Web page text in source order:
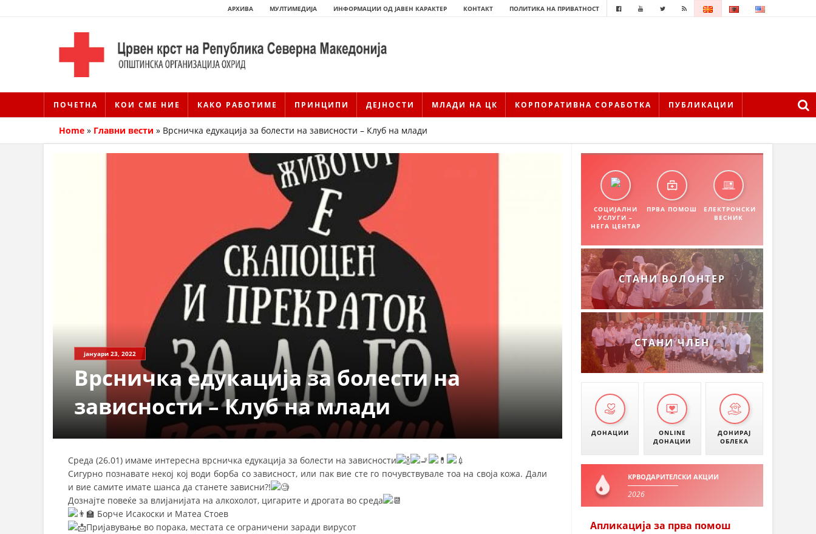
АРХИВА МУЛТИМЕДИЈА ИНФОРМАЦИИ ОД ЈАВЕН КАРАКТЕР КОНТАКТ ПОЛИТИКА НА ПРИВАТНОСТ
ПОЧЕТНА КОИ СМЕ НИЕ КАКО РАБОТИМЕ ПРИНЦИПИ ДЕЈНОСТИ МЛАДИ НА ЦК КОРПОРАТИВНА СОРАБОТКА ПУБЛИКАЦИИ
ИСТОРИЈАТ НА ДВИЖЕЊЕТО
СТРУКТУРА НА ОРГАНИЗАЦИЈАТА
КОНТАКТ ИНФОРМАЦИИ
ЧЛЕНСТВО ВО ПРОФЕСИОНАЛНИ ТЕЛА
ЗАКОН ЗА ЦКРМ
СТАТУТ НА ЦКРМ
ОРГАНИЗАЦИЈА И РАЗВОЈ
РАКОВОДЕН ОДБОР
Home » Главни вести » Врсничка едукација за болести на зависности – Клуб на млади
јануари 23, 2022
Врсничка едукација за болести на
зависности – Клуб на млади
Среда (26.01) имаме интересна врсничка едукација за болести на зависности
Сигурно познавате некој кој води борба со зависност, или пак вие сте го почувствувале тоа на своја кожа. Дали
и вие самите имате шанса да станете зависни?!
Дознајте повеќе за влијанијата на алкохолот, цигарите и дрогата во среда
Борче Исакоски и Матеа Стоев
Пријавување во порака, местата се ограничени заради вирусот
СОЦИЈАЛНИ
УСЛУГИ –
НЕГА ЦЕНТАР
ПРВА ПОМОШ
ЕЛЕКТРОНСКИ
ВЕСНИК
СТАНИ ВОЛОНТЕР
СТАНИ ЧЛЕН
ДОНАЦИИ
ONLINE
ДОНАЦИИ
ДОНИРАЈ
ОБЛЕКА
КРВОДАРИТЕЛСКИ АКЦИИ
2026
Апликација за прва помош